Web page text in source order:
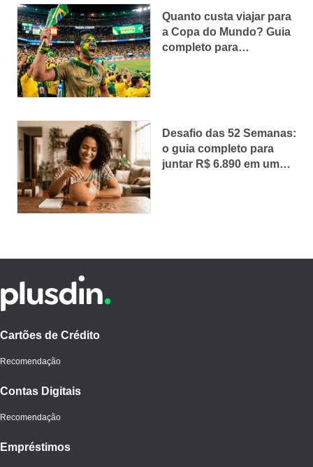
Ao continuar navegando, você concorda com nossos
Quanto custa viajar para
a Copa do Mundo? Guia
completo para
Desafio das 52 Semanas:
o guia completo para
juntar R$ 6.890 em um
Cartões de Crédito
Recomendação
Contas Digitais
Recomendação
Empréstimos